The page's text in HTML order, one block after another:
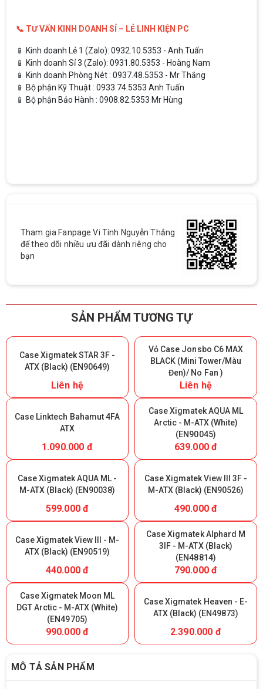
📞 TƯ VẤN KINH DOANH SỈ – LẺ LINH KIỆN PC
📱 Kinh doanh Lẻ 1 (Zalo): 0932.10.5353 - Anh.Tuấn
📱 Kinh doanh Sỉ 3 (Zalo): 0931.80.5353 - Hoàng Nam
📱 Kinh doanh Phòng Nét : 0937.48.5353 - Mr Thắng
📱 Bộ phận Kỹ Thuật : 0933.74.5353 Anh Tuấn
📱 Bộ phận Bảo Hành : 0908.82.5353 Mr Hùng
Tham gia Fanpage Vi Tính Nguyễn Thắng
để theo dõi nhiều ưu đãi dành riêng cho
bạn
SẢN PHẨM TƯƠNG TỰ
Case Xigmatek STAR 3F -
ATX (Black) (EN90649)
Liên hệ
Vỏ Case Jonsbo C6 MAX
BLACK (Mini Tower/Màu
Đen)/ No Fan )
Liên hệ
Case Linktech Bahamut 4FA
ATX
1.090.000 đ
Case Xigmatek AQUA ML
Arctic - M-ATX (White)
(EN90045)
639.000 đ
Case Xigmatek AQUA ML -
M-ATX (Black) (EN90038)
599.000 đ
Case Xigmatek View III 3F -
M-ATX (Black) (EN90526)
490.000 đ
Case Xigmatek View III - M-
ATX (Black) (EN90519)
440.000 đ
Case Xigmatek Alphard M
3IF - M-ATX (Black)
(EN48814)
790.000 đ
Case Xigmatek Moon ML
DGT Arctic - M-ATX (White)
(EN49705)
990.000 đ
Case Xigmatek Heaven - E-
ATX (Black) (EN49873)
2.390.000 đ
MÔ TẢ SẢN PHẨM